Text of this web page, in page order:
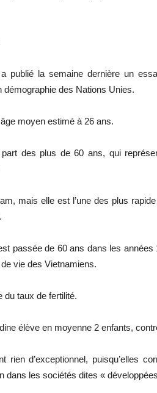
a publié la semaine dernière un
démographie des Nations Unies.
moyen estimé à 26 ans.
des plus de 60 ans, qui
mais elle est l’une des plus
passée de 60 ans dans les années
vie des Vietnamiens.
du taux de fertilité.
élève en moyenne 2 enfants,
rien d’exceptionnel, puisqu’elles
dans les sociétés dites «